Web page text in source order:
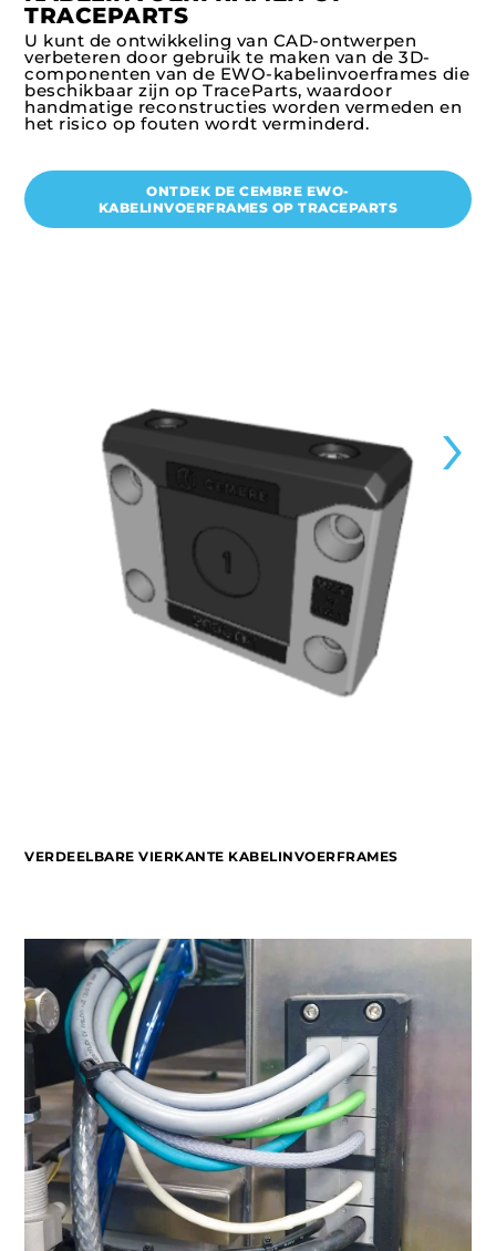
TRACEPARTS
U kunt de ontwikkeling van CAD-ontwerpen
verbeteren door gebruik te maken van de 3D-
componenten van de EWO-kabelinvoerframes die
beschikbaar zijn op TraceParts, waardoor
handmatige reconstructies worden vermeden en
het risico op fouten wordt verminderd.
ONTDEK DE CEMBRE EWO-
KABELINVOERFRAMES OP TRACEPARTS
VERDEELBARE VIERKANTE KABELINVOERFRAMES